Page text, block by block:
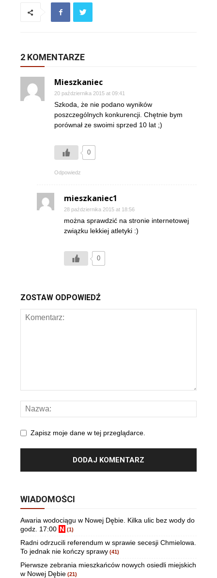
2 KOMENTARZE
Mieszkaniec
20 października 2015 at 09:41
Szkoda, że nie podano wyników
poszczególnych konkurencji. Chętnie bym
porównał ze swoimi sprzed 10 lat ;)
0
Odpowiedz
mieszkaniec1
28 października 2015 at 18:56
można sprawdzić na stronie internetowej
związku lekkiej atletyki :)
0
ZOSTAW ODPOWIEDŹ
Zapisz moje dane w tej przeglądarce.
WIADOMOŚCI
Awaria wodociągu w Nowej Dębie. Kilka ulic bez wody do
godz. 17:00 N (1)
Radni odrzucili referendum w sprawie secesji Chmielowa.
To jednak nie kończy sprawy (41)
Pierwsze zebrania mieszkańców nowych osiedli miejskich
w Nowej Dębie (21)